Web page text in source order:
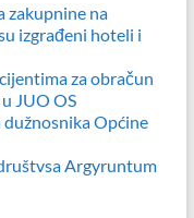
zakupnine na
izgrađeni hoteli i
za obračun
JUO OS
Općine
Argyruntum